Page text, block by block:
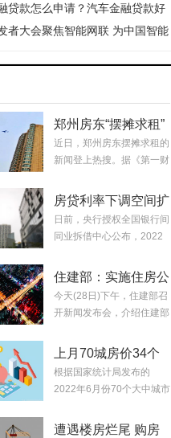
贷款怎么申请？汽车金融贷款好
者大会聚焦智能网联 为中国智能
郑州房东“摆摊求租”
一居室的房子普遍降
价10%以上
近日，郑州房东摆摊求租的
新闻登上热搜。据《第一财
房贷利率下调空间扩
大 全国范围内首套
房贷利率最低可降至
日前，央行授权全国银行间
同业拆借中心公布，2022
住建部：实施住房公
积金阶段性支持政策
支持2万多家企业缓
今天(28日)下午，住建部召
开新闻发布会，介绍住建部
上月70城房价34个
城市跌回2年前 华
北、东北省会城市、
根据国家统计局发布的
2022年6月份70个大中城市
遭遇楼房烂尾 购房